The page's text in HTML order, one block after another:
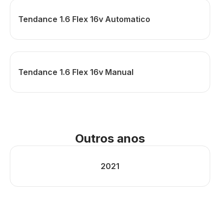
Tendance 1.6 Flex 16v Automatico
Tendance 1.6 Flex 16v Manual
Outros anos
2021